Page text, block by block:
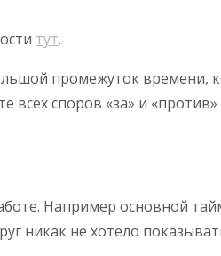
тут.
промежуток времени,
всех споров «за» и
Например основной
никак не хотело